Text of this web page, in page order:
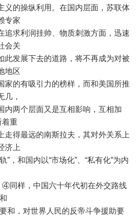
义的操纵利用。在国内层面，苏联体
专家
追求利润挂帅、物质刺激方面，迅速
会关
此发展下去的道路，将不再成为对被
地区
家的有吸引力的榜样，而和美国所推
几，
内两个层面又是互相影响，互相加
着重
走得最远的南斯拉夫，其对外关系上
济上
”，和国内以“市场化”、“私有化”为内
④同样，中国六十年代初在外交路线
和，对世界人民的反帝斗争援助要